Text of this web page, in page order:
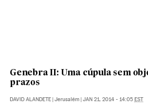
Genebra II: Uma cúpula sem
prazos
DAVID ALANDETE | Jerusalém | JAN 21, 2014 - 14:05 EST